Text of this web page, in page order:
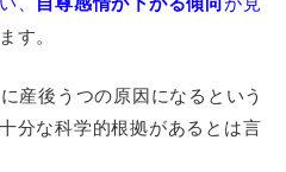
す。
産後うつの原因になるという
分な科学的根拠があるとは言